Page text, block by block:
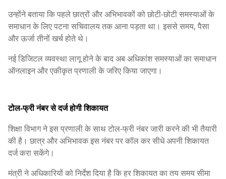
उन्होंने बताया कि पहले छात्रों और अभिभावकों को छोटी-छोटी समस्याओं के
समाधान के लिए पटना सचिवालय तक आना पड़ता था। इससे समय, पैसा
और ऊर्जा तीनों खर्च होते थे।
नई डिजिटल व्यवस्था लागू होने के बाद अब अधिकांश समस्याओं का समाधान
ऑनलाइन और एकीकृत प्रणाली के जरिए किया जाएगा।
टोल-फ्री नंबर से दर्ज होगी शिकायत
शिक्षा विभाग ने इस प्रणाली के साथ टोल-फ्री नंबर जारी करने की भी तैयारी
की है। छात्र और अभिभावक इस नंबर पर कॉल कर सीधे अपनी शिकायत
दर्ज करा सकेंगे।
मंत्री ने अधिकारियों को निर्देश दिया है कि हर शिकायत का तय समय सीमा